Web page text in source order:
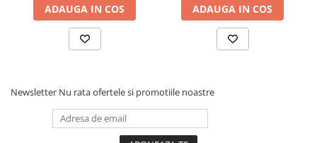
ADAUGA IN COS ADAUGA IN COS
Newsletter Nu rata ofertele si promotiile noastre